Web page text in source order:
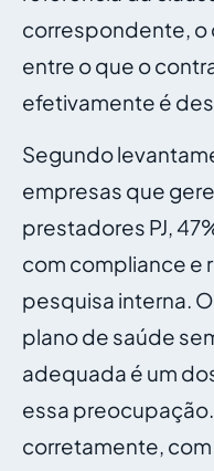
correspondente, o
entre o que o
efetivamente é
Segundo
empresas que
prestadores PJ,
com compliance e
pesquisa interna.
plano de saúde
adequada é um
essa
corretamente,